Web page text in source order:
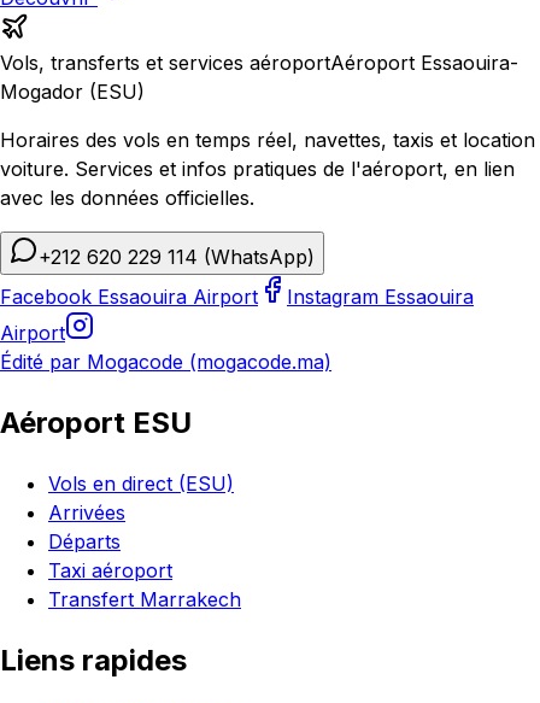
Vols, transferts et services aéroportAéroport Essaouira-
Mogador (ESU)
Horaires des vols en temps réel, navettes, taxis et location
voiture. Services et infos pratiques de l'aéroport, en lien
avec les données officielles.
+212 620 229 114 (WhatsApp)
Facebook Essaouira Airport
Instagram Essaouira
Airport
Édité par Mogacode (mogacode.ma)
Aéroport ESU
Vols en direct (ESU)
Arrivées
Départs
Taxi aéroport
Transfert Marrakech
Liens rapides